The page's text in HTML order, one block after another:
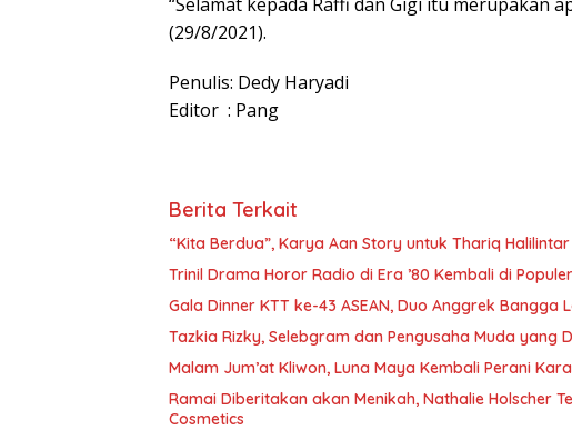
(29/8/2021).
Penulis: Dedy Haryadi
Editor : Pang
Berita Terkait
“Kita Berdua”, Karya Aan Story untuk Thariq
­Trinil Drama Horor Radio di Era ’80 Kembali di
Gala Dinner KTT ke-43 ASEAN, Duo Anggrek Bangga
Tazkia Rizky, Selebgram dan Pengusaha Muda yang
Malam Jum’at Kliwon, Luna Maya Kembali Perani
Ramai Diberitakan akan Menikah, Nathalie Holscher
Cosmetics